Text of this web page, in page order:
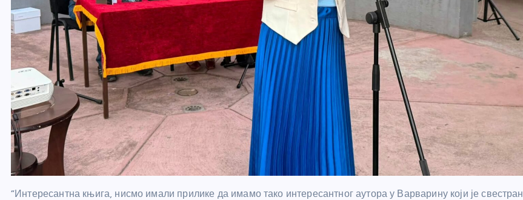
“Интересантна књига, нисмо имали прилике да имамо тако интересантног аутора у Варварину који је свестран,